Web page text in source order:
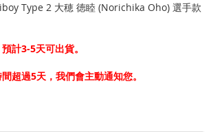
Type 2 大穂 徳睦 (Norichika Oho) 選手款
計3-5天可出貨。
超過5天，我們會主動通知您。